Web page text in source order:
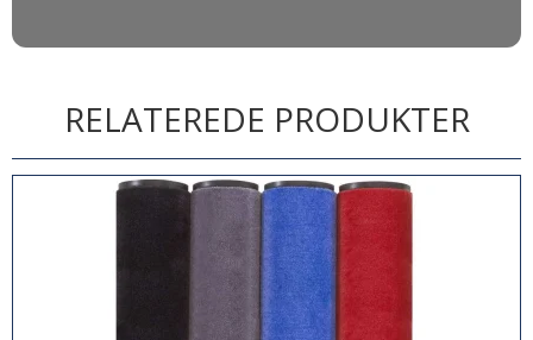
RELATEREDE PRODUKTER